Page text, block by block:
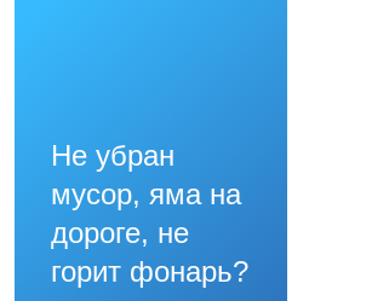
Не убран
мусор, яма на
дороге, не
горит фонарь?